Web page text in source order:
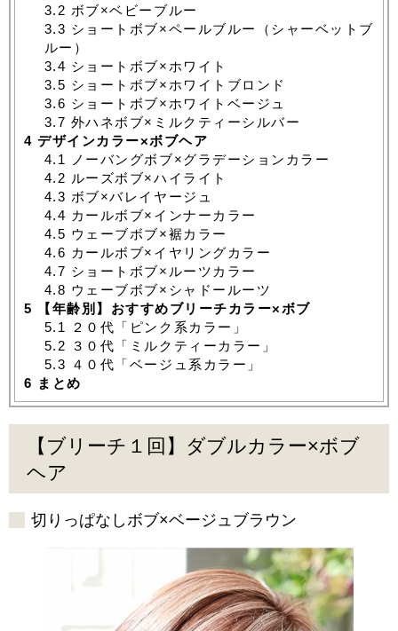
3.2 ボブ×ベビーブルー
3.3 ショートボブ×ペールブルー（シャーベットブ
ルー）
3.4 ショートボブ×ホワイト
3.5 ショートボブ×ホワイトブロンド
3.6 ショートボブ×ホワイトベージュ
3.7 外ハネボブ×ミルクティーシルバー
4 デザインカラー×ボブヘア
4.1
ノーバングボブ×グラデーションカラー
4.2 ルーズボブ×ハイライト
4.3 ボブ×バレイヤージュ
4.4 カールボブ×インナーカラー
4.5 ウェーブボブ×裾カラー
4.6 カールボブ×イヤリングカラー
4.7 ショートボブ×ルーツカラー
4.8 ウェーブボブ×シャドールーツ
5 【年齢別】おすすめブリーチカラー×ボブ
5.1
２０代「ピンク系カラー」
5.2 ３０代「ミルクティーカラー」
5.3 ４０代「ベージュ系カラー」
6 まとめ
【ブリーチ１回】ダブルカラー×ボブ
ヘア
切りっぱなしボブ×ベージュブラウン